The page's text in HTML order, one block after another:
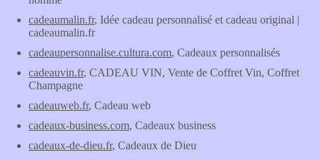
cadeaumalin.fr, Idée cadeau personnalisé et cadeau original |
cadeaumalin.fr
cadeaupersonnalise.cultura.com, Cadeaux personnalisés
cadeauvin.fr, CADEAU VIN, Vente de Coffret Vin, Coffret
Champagne
cadeauweb.fr, Cadeau web
cadeaux-business.com, Cadeaux business
cadeaux-de-dieu.fr, Cadeaux de Dieu